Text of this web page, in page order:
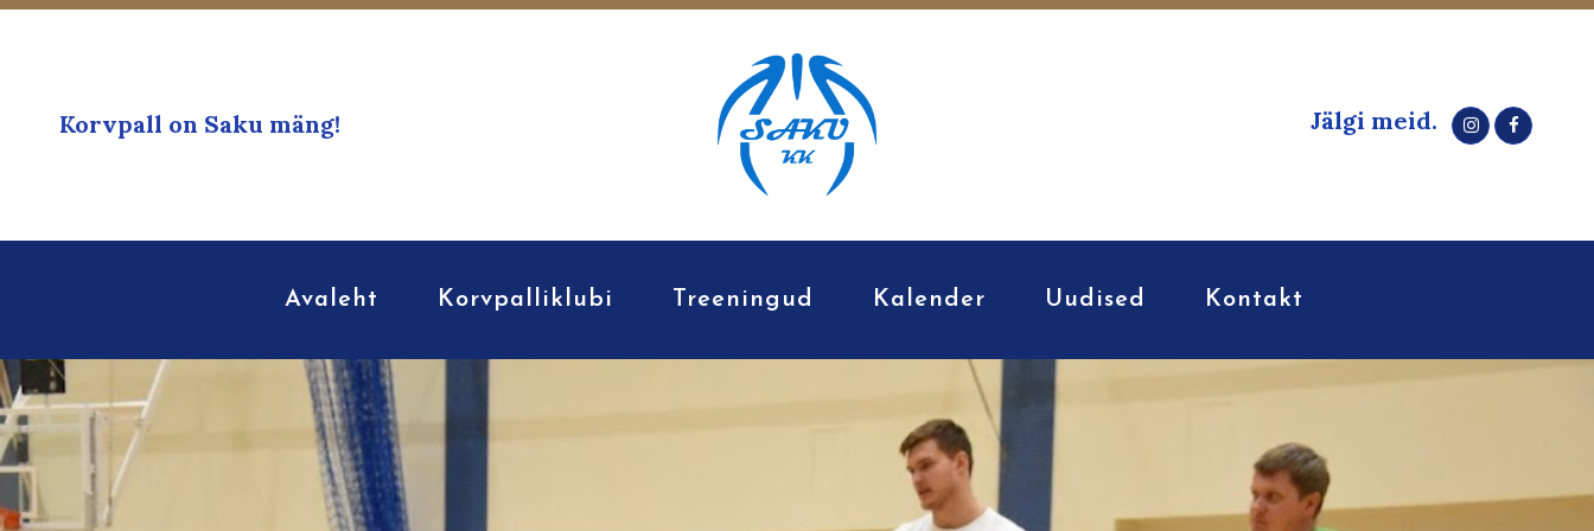
Korvpall on Saku mäng! Jälgi meid.
Avaleht Korvpalliklubi Treeningud Kalender Uudised Kontakt